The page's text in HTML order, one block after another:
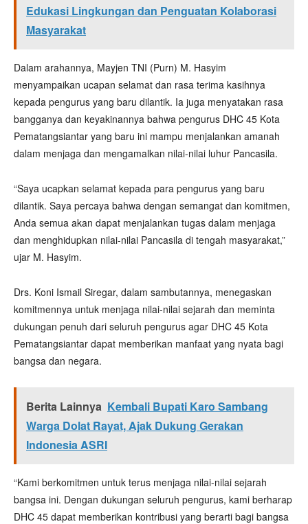
Edukasi Lingkungan dan Penguatan Kolaborasi
Masyarakat
Dalam arahannya, Mayjen TNI (Purn) M. Hasyim
menyampaikan ucapan selamat dan rasa terima kasihnya
kepada pengurus yang baru dilantik. Ia juga menyatakan rasa
bangganya dan keyakinannya bahwa pengurus DHC 45 Kota
Pematangsiantar yang baru ini mampu menjalankan amanah
dalam menjaga dan mengamalkan nilai-nilai luhur Pancasila.
“Saya ucapkan selamat kepada para pengurus yang baru
dilantik. Saya percaya bahwa dengan semangat dan komitmen,
Anda semua akan dapat menjalankan tugas dalam menjaga
dan menghidupkan nilai-nilai Pancasila di tengah masyarakat,”
ujar M. Hasyim.
Drs. Koni Ismail Siregar, dalam sambutannya, menegaskan
komitmennya untuk menjaga nilai-nilai sejarah dan meminta
dukungan penuh dari seluruh pengurus agar DHC 45 Kota
Pematangsiantar dapat memberikan manfaat yang nyata bagi
bangsa dan negara.
Berita Lainnya Kembali Bupati Karo Sambang
Warga Dolat Rayat, Ajak Dukung Gerakan
Indonesia ASRI
“Kami berkomitmen untuk terus menjaga nilai-nilai sejarah
bangsa ini. Dengan dukungan seluruh pengurus, kami berharap
DHC 45 dapat memberikan kontribusi yang berarti bagi bangsa